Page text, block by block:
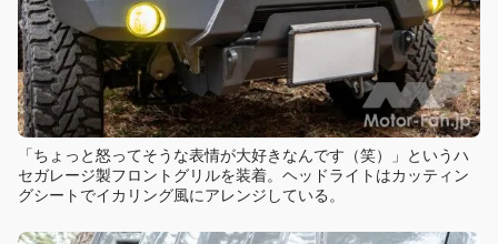
「ちょっと怒ってそうな表情が大好きなんです（笑）」というハ
セガレージ製フロントグリルを装着。ヘッドライトはカッティン
グシートでイカリング風にアレンジしている。